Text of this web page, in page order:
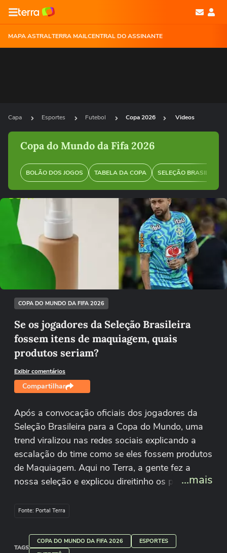
MAPA ASTRALTERRA MAILCENTRAL DO ASSINANTE
Capa Esportes Futebol Copa 2026 Videos
Copa do Mundo da Fifa 2026
BOLÃO DOS JOGOS TABELA DA COPA SELEÇÃO BRASILEIRA
Ops!
Não foi possível reproduzir o vídeo
Tentar novamente
COPA DO MUNDO DA FIFA 2026
Se os jogadores da Seleção Brasileira
fossem itens de maquiagem, quais
produtos seriam?
Exibir comentários
Compartilhar
Após a convocação oficiais dos jogadores da
Seleção Brasileira para a Copa do Mundo, uma
trend viralizou nas redes sociais explicando a
escalação do time como se eles fossem produtos
de Maquiagem. Aqui no Terra, a gente fez a
nossa seleção e explicou direitinho os pontos...mais
Fonte: Portal Terra
TAGS
COPA DO MUNDO DA FIFA 2026
ESPORTES